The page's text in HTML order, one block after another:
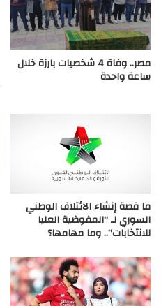
مصر.. وفاة 4 شخصيات بارزة خلال
ساعة واحدة
ما قصة إنشاء الائتلاف الوطني
السوري لـ “المفوضية العليا
للانتخابات”.. وما مهامها؟